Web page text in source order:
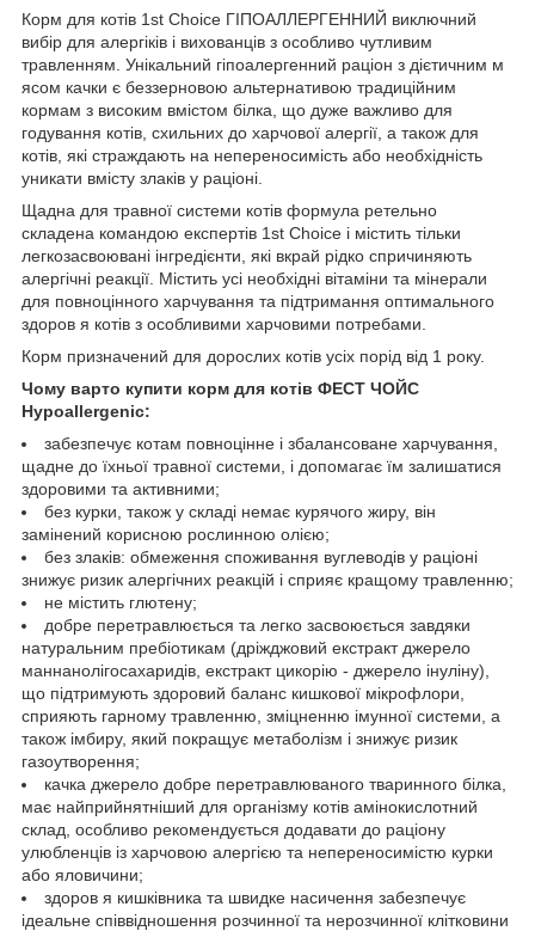
Корм для котів 1st Choice ГІПОАЛЛЕРГЕННИЙ виключний
вибір для алергіків і вихованців з особливо чутливим
травленням. Унікальний гіпоалергенний раціон з дієтичним м
ясом качки є беззерновою альтернативою традиційним
кормам з високим вмістом білка, що дуже важливо для
годування котів, схильних до харчової алергії, а також для
котів, які страждають на непереносимість або необхідність
уникати вмісту злаків у раціоні.
Щадна для травної системи котів формула ретельно
складена командою експертів 1st Choice і містить тільки
легкозасвоювані інгредієнти, які вкрай рідко спричиняють
алергічні реакції. Містить усі необхідні вітаміни та мінерали
для повноцінного харчування та підтримання оптимального
здоров я котів з особливими харчовими потребами.
Корм призначений для дорослих котів усіх порід від 1 року.
Чому варто купити корм для котів ФЕСТ ЧОЙС
Hypoallergenic:
забезпечує котам повноцінне і збалансоване харчування,
щадне до їхньої травної системи, і допомагає їм залишатися
здоровими та активними;
без курки, також у складі немає курячого жиру, він
замінений корисною рослинною олією;
без злаків: обмеження споживання вуглеводів у раціоні
знижує ризик алергічних реакцій і сприяє кращому травленню;
не містить глютену;
добре перетравлюється та легко засвоюється завдяки
натуральним пребіотикам (дріжджовий екстракт джерело
маннанолігосахаридів, екстракт цикорію - джерело інуліну),
що підтримують здоровий баланс кишкової мікрофлори,
сприяють гарному травленню, зміцненню імунної системи, а
також імбиру, який покращує метаболізм і знижує ризик
газоутворення;
качка джерело добре перетравлюваного тваринного білка,
має найприйнятніший для організму котів амінокислотний
склад, особливо рекомендується додавати до раціону
улюбленців із харчовою алергією та непереносимістю курки
або яловичини;
здоров я кишківника та швидке насичення забезпечує
ідеальне співвідношення розчинної та нерозчинної клітковини